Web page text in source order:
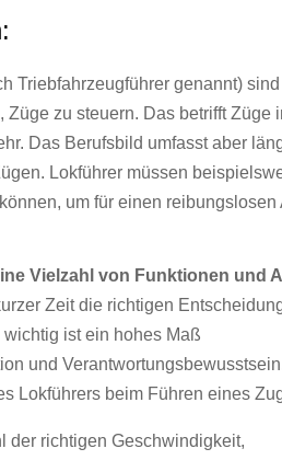
Triebfahrzeugführer genannt)
Züge zu steuern. Das betrifft Züge
Das Berufsbild umfasst aber
Lokführer müssen
um für einen
Vielzahl von Funktionen und
Zeit die richtigen
wichtig ist ein hohes Maß
und Verantwortungsbewusstsein
Lokführers beim Führen eines
der richtigen Geschwindigkeit,